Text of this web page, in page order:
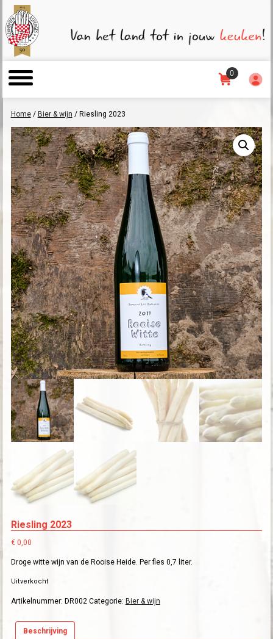
0
Home/ Bier & wijn / Riesling 2023
Riesling 2023
€0,00
Droge witte wijn van de Rooise Heide. Per fles 0,7 liter.
Uitverkocht
Artikelnummer: DR002 Categorie: Bier & wijn
Beschrijving